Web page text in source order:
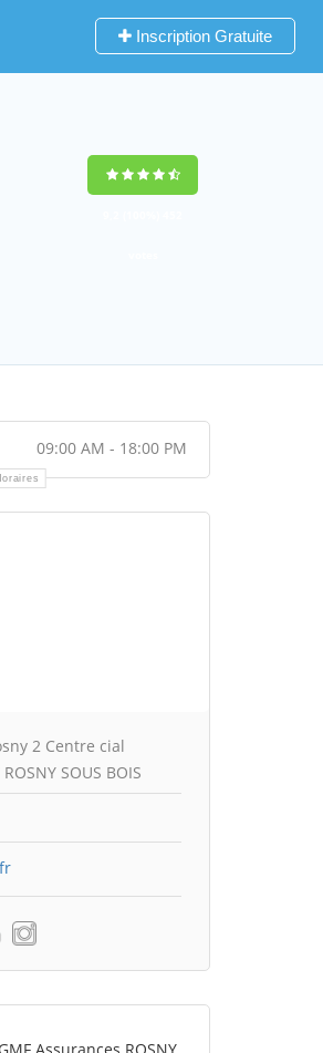
Inscription Gratuite
09:00 AM - 18:00 PM
2 Centre cial
SOUS BOIS